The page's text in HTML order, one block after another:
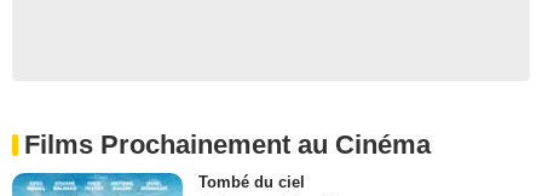
Films Prochainement au Cinéma
Tombé du ciel